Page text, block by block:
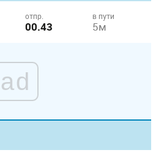
отпр.
00.43
в пути
5м
ad